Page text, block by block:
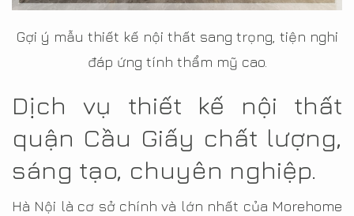
Gợi ý mẫu thiết kế nội thất sang trọng, tiện nghi
đáp ứng tính thẩm mỹ cao.
Dịch vụ thiết kế nội thất
quận Cầu Giấy chất lượng,
sáng tạo, chuyên nghiệp.
Hà Nội là cơ sở chính và lớn nhất của Morehome